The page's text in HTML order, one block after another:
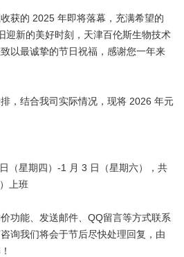
获的 2025 年即将落幕，充满希望的
迎新的美好时刻，天津百伦斯生物技术
以最诚挚的节日祝福，感谢您一年来
，结合我司实际情况，现将 2026 年元
（星期四）-1 月 3 日（星期六），共
上班
功能、发送邮件、QQ留言等方式联系
询我们将会于节后尽快处理回复，由